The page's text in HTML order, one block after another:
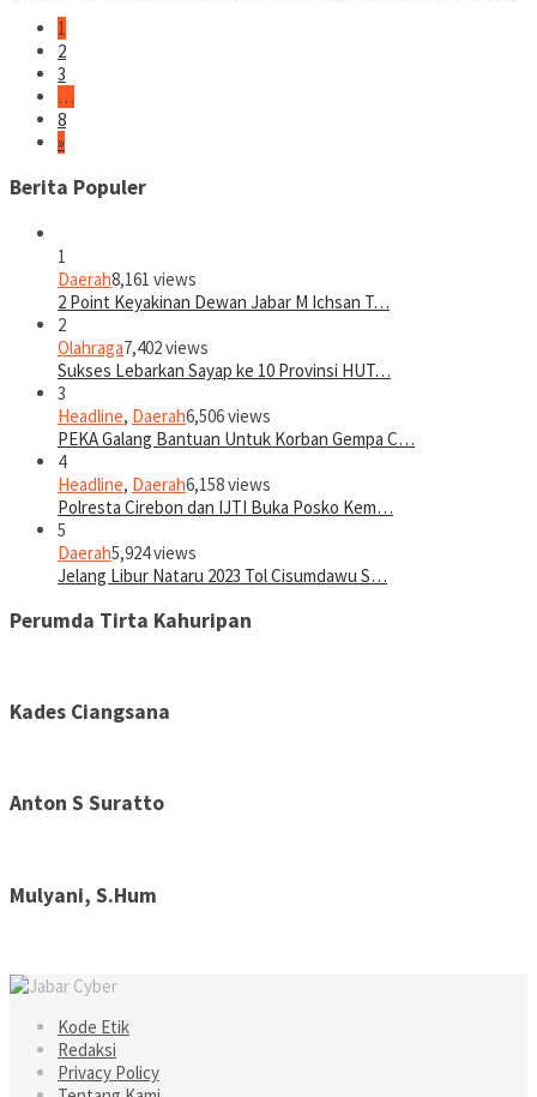
1
2
3
…
8
»
Berita Populer
1
Daerah8,161 views
2 Point Keyakinan Dewan Jabar M Ichsan T…
2
Olahraga7,402 views
Sukses Lebarkan Sayap ke 10 Provinsi HUT…
3
Headline, Daerah6,506 views
PEKA Galang Bantuan Untuk Korban Gempa C…
4
Headline, Daerah6,158 views
Polresta Cirebon dan IJTI Buka Posko Kem…
5
Daerah5,924 views
Jelang Libur Nataru 2023 Tol Cisumdawu S…
Perumda Tirta Kahuripan
Kades Ciangsana
Anton S Suratto
Mulyani, S.Hum
Kode Etik
Redaksi
Privacy Policy